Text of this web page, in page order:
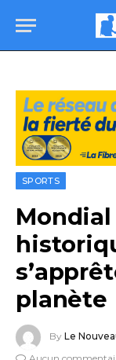
SPORTS
planète
By Le